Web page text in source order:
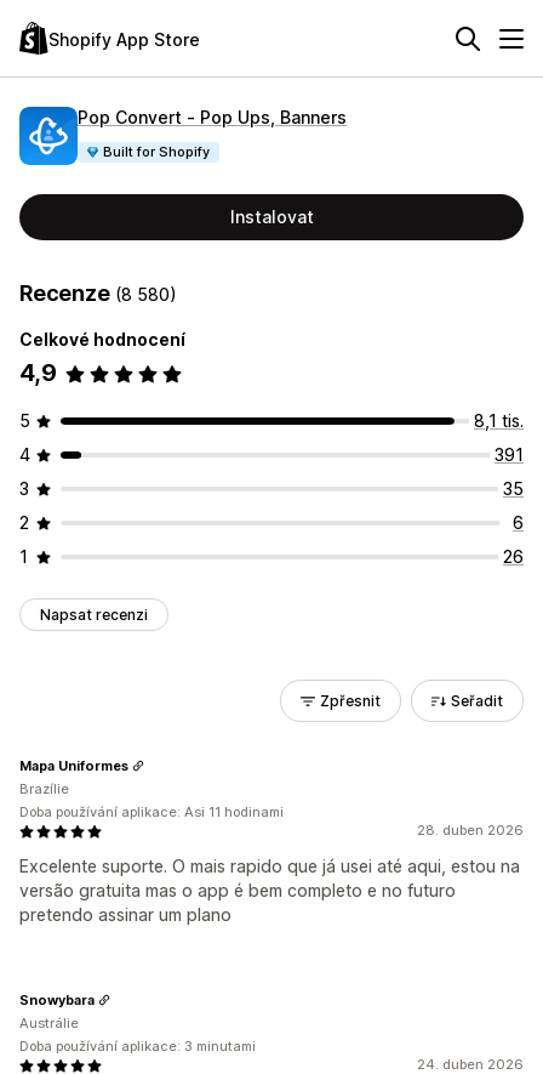
Shopify App Store
Pop Convert ‑ Pop Ups, Banners
Built for Shopify
Instalovat
Recenze (8 580)
Celkové hodnocení
4,9
5
8,1 tis.
4
391
3
35
2
6
1
26
Napsat recenzi
Zpřesnit Seřadit
28. duben 2026
Excelente suporte. O mais rapido que já usei até aqui, estou na
versão gratuita mas o app é bem completo e no futuro
pretendo assinar um plano
Mapa Uniformes
Brazílie
Doba používání aplikace: Asi 11 hodinami
24. duben 2026
Snowybara
Austrálie
Doba používání aplikace: 3 minutami